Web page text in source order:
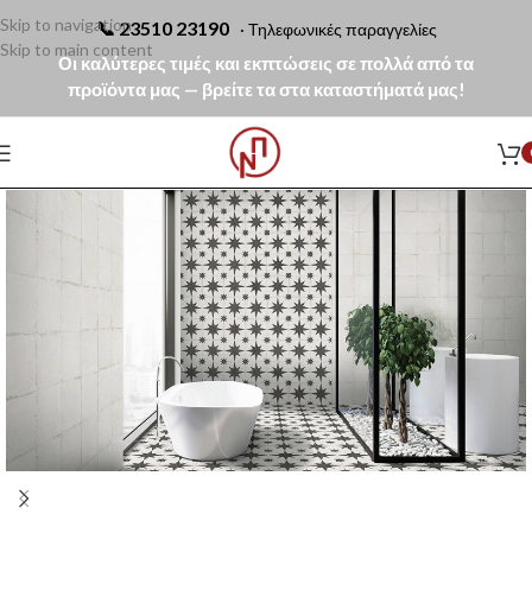
📞23510 23190 · Τηλεφωνικές παραγγελίες
Οι καλύτερες τιμές και εκπτώσεις σε πολλά από τα
προϊόντα μας — βρείτε τα στα καταστήματά μας!
Skip to navigation
Skip to main content